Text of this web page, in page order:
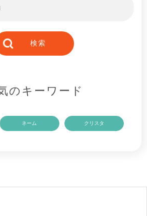
のキーワード
ネーム クリスタ